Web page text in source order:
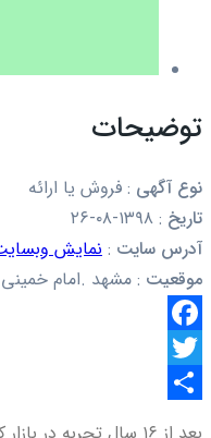
توضیحات
نوع آگهی : فروش یا ارائه
تاریخ :
آدرس سایت :نمایش
موقعیت : مشهد .امام خمینی 5 پلاک
Facebook
Twitter